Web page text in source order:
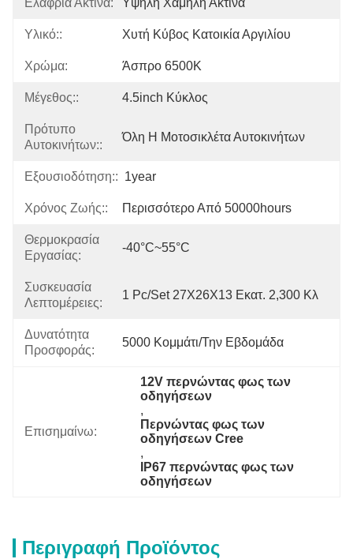
Ελαφριά Ακτίνα: Υψηλή Χαμηλή Ακτίνα
Υλικό:: Χυτή Κύβος Κατοικία Αργιλίου
Χρώμα: Άσπρο 6500K
Μέγεθος:: 4.5inch Κύκλος
Πρότυπο
Αυτοκινήτων::
Όλη Η Μοτοσικλέτα Αυτοκινήτων
Εξουσιοδότηση:: 1year
Χρόνος Ζωής:: Περισσότερο Από 50000hours
Θερμοκρασία
Εργασίας:
-40°C~55°C
Συσκευασία
Λεπτομέρειες:
1 Pc/set 27X26X13 Εκατ. 2,300 Κλ
Δυνατότητα
Προσφοράς:
5000 Κομμάτι/την Εβδομάδα
Επισημαίνω:
12V περνώντας φως των
οδηγήσεων
,
Περνώντας φως των
οδηγήσεων Cree
,
IP67 περνώντας φως των
οδηγήσεων
Περιγραφή Προϊόντος